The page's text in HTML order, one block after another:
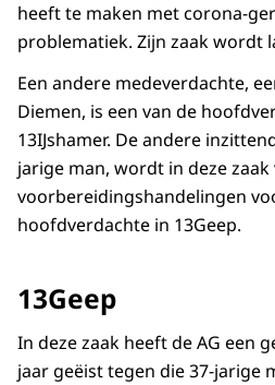
heeft te maken met corona-
problematiek. Zijn zaak wordt
Een andere medeverdachte,
Diemen, is een van de
13IJshamer. De andere
jarige man, wordt in deze
voorbereidingshandelingen
hoofdverdachte in 13Geep.
13Geep
In deze zaak heeft de AG een
jaar geëist tegen die 37-jarige